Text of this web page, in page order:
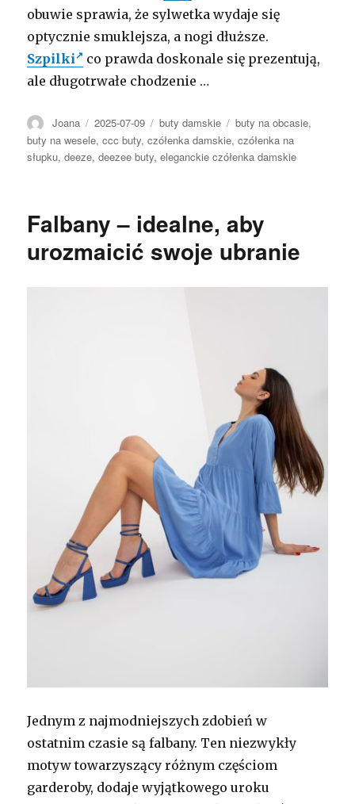
obuwie sprawia, że sylwetka wydaje się
optycznie smuklejsza, a nogi dłuższe.
Szpilki
co prawda doskonale się prezentują,
ale długotrwałe chodzenie …
Autor
Joana Opublikowano
2025-07-09 Kategorie
buty damskie Tagi
buty na obcasie,
buty na wesele,ccc buty,czółenka damskie,czółenka na
słupku,deeze,deezee buty,eleganckie czółenka damskie
Falbany – idealne, aby
urozmaicić swoje ubranie
Jednym z najmodniejszych zdobień w
ostatnim czasie są falbany. Ten niezwykły
motyw towarzyszący różnym częściom
garderoby, dodaje wyjątkowego uroku